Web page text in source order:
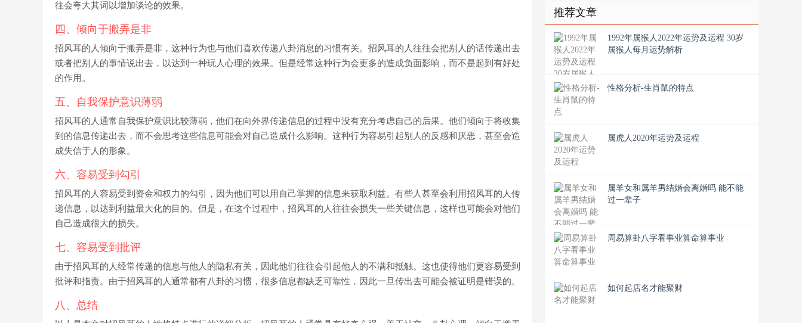
往会夸大其词以增加谈论的效果。
四、倾向于搬弄是非
招风耳的人倾向于搬弄是非，这种行为也与他们喜欢传递八卦消息的习惯有关。招风耳的人往往会把别人的话传递出去
或者把别人的事情说出去，以达到一种玩人心理的效果。但是经常这种行为会更多的造成负面影响，而不是起到有好处
的作用。
五、自我保护意识薄弱
招风耳的人通常自我保护意识比较薄弱，他们在向外界传递信息的过程中没有充分考虑自己的后果。他们倾向于将收集
到的信息传递出去，而不会思考这些信息可能会对自己造成什么影响。这种行为容易引起别人的反感和厌恶，甚至会造
成失信于人的形象。
六、容易受到勾引
招风耳的人容易受到资金和权力的勾引，因为他们可以用自己掌握的信息来获取利益。有些人甚至会利用招风耳的人传
递信息，以达到利益最大化的目的。但是，在这个过程中，招风耳的人往往会损失一些关键信息，这样也可能会对他们
自己造成很大的损失。
七、容易受到批评
由于招风耳的人经常传递的信息与他人的隐私有关，因此他们往往会引起他人的不满和抵触。这也使得他们更容易受到
批评和指责。由于招风耳的人通常都有八卦的习惯，很多信息都缺乏可靠性，因此一旦传出去可能会被证明是错误的。
八、总结
推荐文章
1992年属猴人2022年运势及运程 30岁
属猴人每月运势解析
性格分析-生肖鼠的特点
属虎人2020年运势及运程
属羊女和属羊男结婚会离婚吗 能不能
过一辈子
周易算卦八字看事业算命算事业
如何起店名才能聚财